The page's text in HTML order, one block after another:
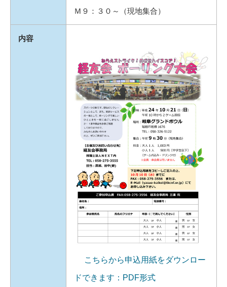
Ｍ９：３０～（現地集合）
内容
こちらから申込用紙をダウンロー
ドできます：PDF形式